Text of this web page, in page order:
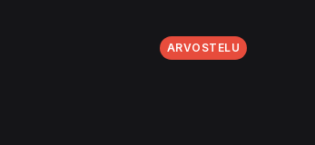
ARVOSTELU